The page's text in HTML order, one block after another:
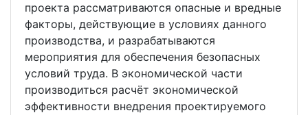
проекта рассматриваются опасные и вредные
факторы, действующие в условиях данного
производства, и разрабатываются
мероприятия для обеспечения безопасных
условий труда. В экономической части
производиться расчёт экономической
эффективности внедрения проектируемого